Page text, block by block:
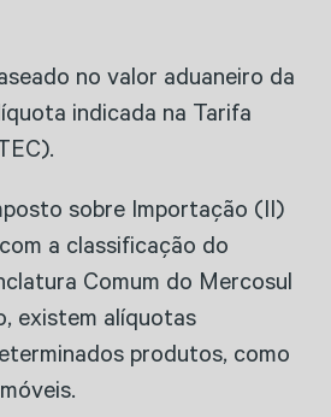
no valor aduaneiro da
indicada na Tarifa
sobre Importação (II)
a classificação do
Comum do Mercosul
existem alíquotas
produtos, como